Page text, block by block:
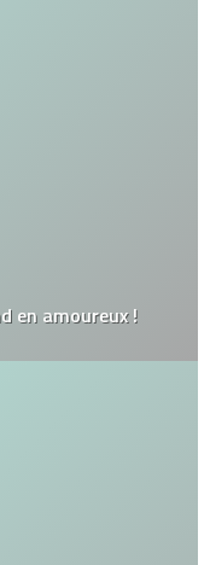
en amoureux !